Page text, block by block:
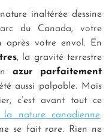
inaltérée dessine
du Canada, votre
après votre envol. En
, la gravité terrestre
azur parfaitement
aussi palpable. Mais
c’est avant tout ce
la nature canadienne.
se fait rare. Rien ne